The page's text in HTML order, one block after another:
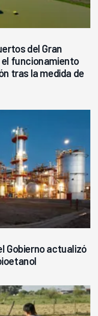
del Gran
el funcionamiento
tras la medida de
Gobierno actualizó